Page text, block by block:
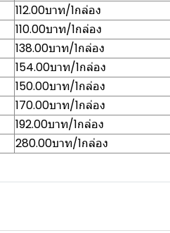
112.00บาท/1กล่อง
110.00บาท/1กล่อง
138.00บาท/1กล่อง
154.00บาท/1กล่อง
150.00บาท/1กล่อง
170.00บาท/1กล่อง
192.00บาท/1กล่อง
280.00บาท/1กล่อง